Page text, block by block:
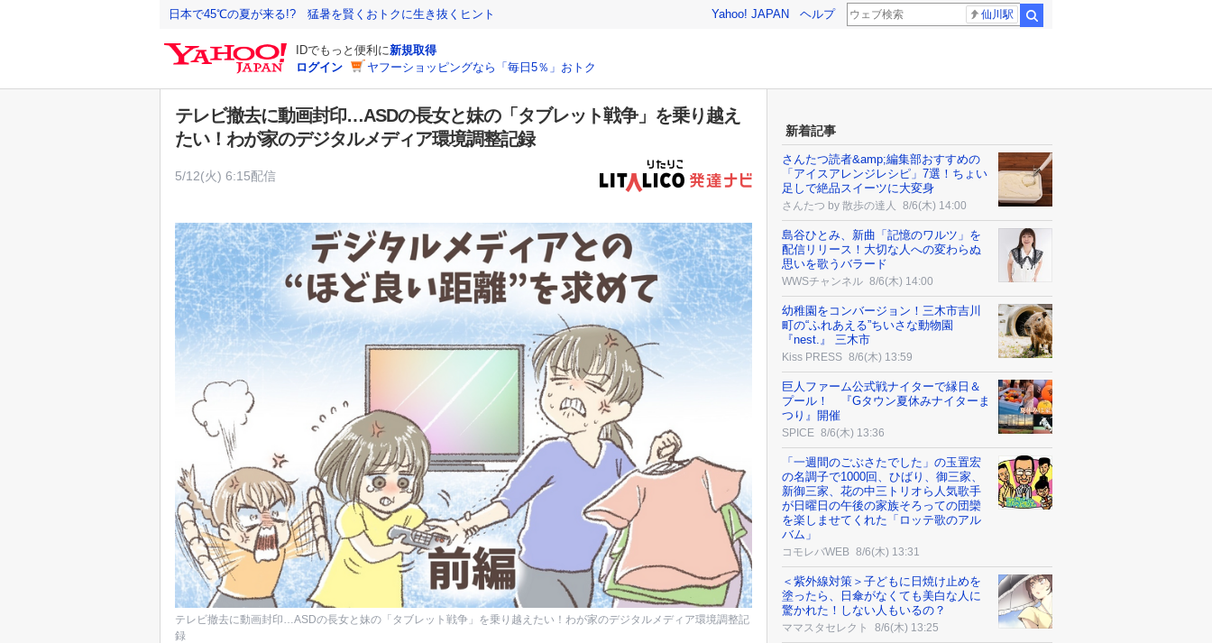
日本で45℃の夏が来る!? 猛暑を賢くおトクに生き抜くヒント Yahoo! JAPAN ヘルプ 仙川駅
IDでもっと便利に新規取得
ログイン
ヤフーショッピングなら「毎日5％」おトク
テレビ撤去に動画封印…ASDの長女と妹の「タブレット戦争」を乗り越え
たい！わが家のデジタルメディア環境調整記録
5/12(火) 6:15配信
テレビ撤去に動画封印…ASDの長女と妹の「タブレット戦争」を乗り越えたい！わが家のデジタルメディア環境調整記
録
新着記事
さんたつ読者&amp;編集部おすすめの
「アイスアレンジレシピ」7選！ちょい
足しで絶品スイーツに大変身
さんたつ by 散歩の達人 8/6(木) 14:00
島谷ひとみ、新曲「記憶のワルツ」を
配信リリース！大切な人への変わらぬ
思いを歌うバラード
WWSチャンネル 8/6(木) 14:00
幼稚園をコンバージョン！三木市吉川
町の“ふれあえる”ちいさな動物園
『nest.』 三木市
Kiss PRESS 8/6(木) 13:59
巨人ファーム公式戦ナイターで縁日＆
プール！ 『Gタウン夏休みナイターま
つり』開催
SPICE 8/6(木) 13:36
「一週間のごぶさたでした」の玉置宏
の名調子で1000回、ひばり、御三家、
新御三家、花の中三トリオら人気歌手
が日曜日の午後の家族そろっての団欒
を楽しませてくれた「ロッテ歌のアル
バム」
コモレバWEB 8/6(木) 13:31
＜紫外線対策＞子どもに日焼け止めを
塗ったら、日傘がなくても美白な人に
驚かれた！しない人もいるの？
ママスタセレクト 8/6(木) 13:25